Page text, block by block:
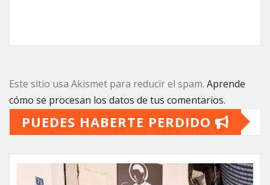
Este sitio usa Akismet para reducir el spam. Aprende
cómo se procesan los datos de tus comentarios.
PUEDES HABERTE PERDIDO